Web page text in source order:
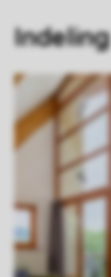
Indeling